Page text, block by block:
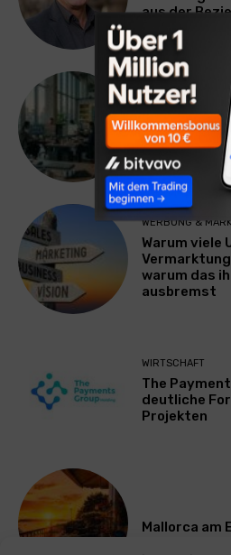
aus der
TECHNIK
Plattform
WERBUNG &
Warum viele
warum das
ausbremst
WIRTSCHAFT
The
deutliche
Projekten
Mallorca am